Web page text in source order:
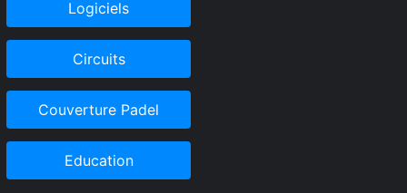
Logiciels
Circuits
Couverture Padel
Education